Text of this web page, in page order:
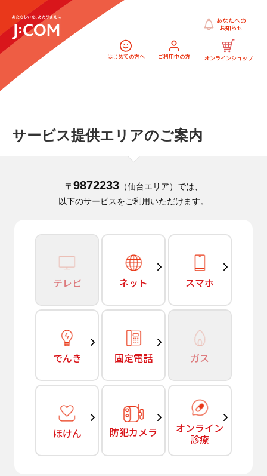
はじめての方へ ご利用中の方 オンラインショップ
あなたへの
お知らせ
サービス提供エリアのご案内
〒 9872233（仙台エリア）では、
以下のサービスをご利用いただけます。
テレビ ネット スマホ
でんき 固定電話 ガス
ほけん 防犯カメラ オンライン
診療